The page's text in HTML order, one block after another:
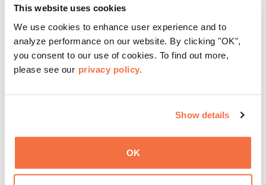
This website uses cookies
We use cookies to enhance user experience and to
analyze performance on our website. By clicking "OK",
you consent to our use of cookies. To find out more,
please see our privacy policy.
Show details
OK